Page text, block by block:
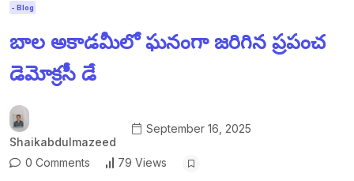
- Blog
బాల అకాడమీలో ఘనంగా జరిగిన ప్రపంచ
డెమోక్రసీ డే
Shaikabdulmazeed
September 16, 2025
0 Comments 79 Views